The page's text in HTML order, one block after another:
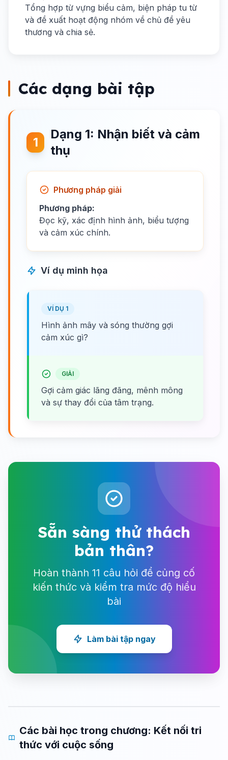
Tổng hợp từ vựng biểu cảm, biện pháp tu từ
và đề xuất hoạt động nhóm về chủ đề yêu
thương và chia sẻ.
Các dạng bài tập
1
Dạng 1: Nhận biết và cảm
thụ
Phương pháp giải
Phương pháp:
Đọc kỹ, xác định hình ảnh, biểu tượng
và cảm xúc chính.
Ví dụ minh họa
VÍ DỤ 1
Hình ảnh mây và sóng thường gợi
cảm xúc gì?
GIẢI
Gợi cảm giác lãng đãng, mênh mông
và sự thay đổi của tâm trạng.
Sẵn sàng thử thách
bản thân?
Hoàn thành 11 câu hỏi để củng cố
kiến thức và kiểm tra mức độ hiểu
bài
Làm bài tập ngay
Các bài học trong chương: Kết nối tri
thức với cuộc sống